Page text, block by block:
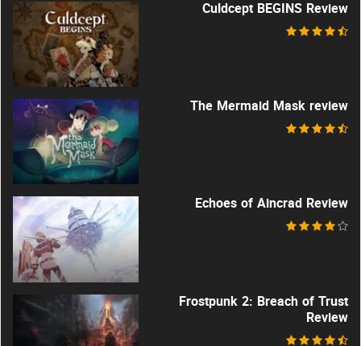
Culdcept BEGINS Review
The Mermaid Mask review
Echoes of Aincrad Review
Frostpunk 2: Breach of Trust
Review